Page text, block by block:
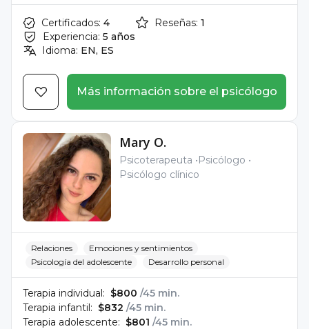
Certificados: 4
Experiencia: 5 años
Idioma: EN, ES
Reseñas: 1
Más información sobre el psicólogo
Mary O.
Psicoterapeuta
Psicólogo
Psicólogo clínico
Relaciones
Emociones y sentimientos
Psicología del adolescente
Desarrollo personal
Terapia individual: $800 /45 min.
Terapia infantil: $832 /45 min.
Terapia adolescente: $801 /45 min.